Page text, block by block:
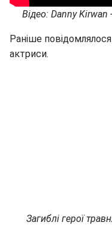
Відео: Danny
Раніше
актриси.
Загиблі герої